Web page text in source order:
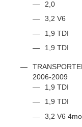
2,0
3,2 V6
1,9 TDI
1,9 TDI
2006-2009
1,9 TDI
1,9 TDI
3,2 V6